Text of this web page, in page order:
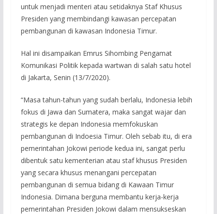
untuk menjadi menteri atau setidaknya Staf Khusus
Presiden yang membindangi kawasan percepatan
pembangunan di kawasan Indonesia Timur.
Hal ini disampaikan Emrus Sihombing Pengamat
Komunikasi Politik kepada wartwan di salah satu hotel
di Jakarta, Senin (13/7/2020).
“Masa tahun-tahun yang sudah berlalu, Indonesia lebih
fokus di Jawa dan Sumatera, maka sangat wajar dan
strategis ke depan Indonesia memfokuskan
pembangunan di Indoesia Timur. Oleh sebab itu, di era
pemerintahan Jokowi periode kedua ini, sangat perlu
dibentuk satu kementerian atau staf khusus Presiden
yang secara khusus menangani percepatan
pembangunan di semua bidang di Kawaan Timur
Indonesia. Dimana berguna membantu kerja-kerja
pemerintahan Presiden Jokowi dalam mensukseskan